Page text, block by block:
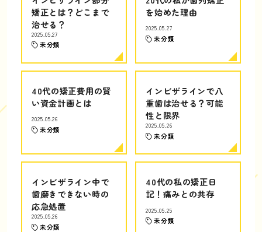
矯正とは？どこまで
治せる？
2025.05.27
未分類
を始めた理由
2025.05.27
未分類
40代の矯正費用の賢
い資金計画とは
2025.05.26
未分類
インビザラインで八
重歯は治せる？可能
性と限界
2025.05.26
未分類
インビザライン中で
歯磨きできない時の
応急処置
2025.05.26
未分類
40代の私の矯正日
記！痛みとの共存
2025.05.25
未分類